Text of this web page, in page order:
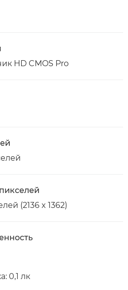
HD CMOS Pro
(2136 x 1362)
0,1 лк